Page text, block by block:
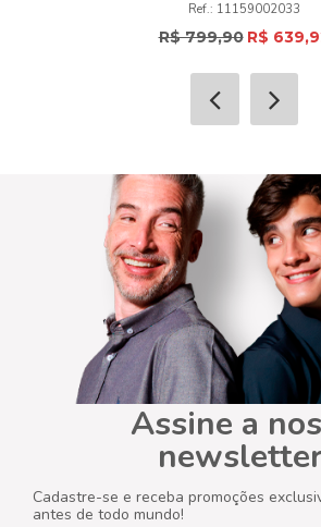
11159002033
R$ 799,90 R$
Assine a
Cadastre-se e receba promoções
antes de todo mundo!